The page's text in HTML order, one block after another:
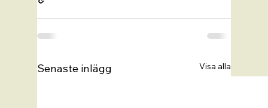
Senaste inlägg Visa alla